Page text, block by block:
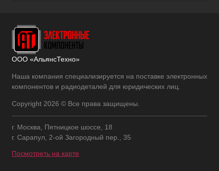
ООО «АльянсТехно»
Наша компания специализируется на поставке электронных
компонентов и радиодеталей для юридических лиц.
Copyright 2026 © Все права защищены.
г. Москва, Пятницкое шоссе, 18
г. Сарапул, 2-ой Загородный пер., 35
Посмотреть на карте